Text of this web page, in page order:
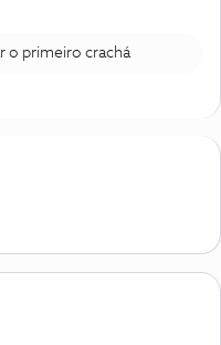
o primeiro crachá